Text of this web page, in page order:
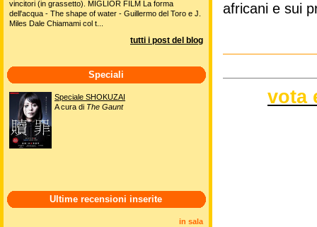
africani e sui
vota
vincitori (in grassetto). MIGLIOR FILM La forma
dell'acqua - The shape of water - Guillermo del Toro e J.
Miles Dale Chiamami col t...
tutti i post del blog
Speciali
Speciale SHOKUZAI
A cura di The Gaunt
Ultime recensioni inserite
in sala